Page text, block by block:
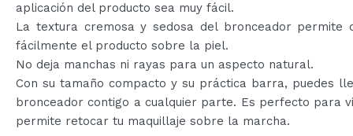
aplicación del producto sea muy fácil.
La textura cremosa y sedosa del bronceador permite
fácilmente el producto sobre la piel.
No deja manchas ni rayas para un aspecto natural.
Con su tamaño compacto y su práctica barra, puedes
bronceador contigo a cualquier parte. Es perfecto para
permite retocar tu maquillaje sobre la marcha.